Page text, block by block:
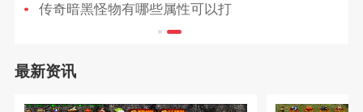
传奇暗黑怪物有哪些属性可以打
最新资讯